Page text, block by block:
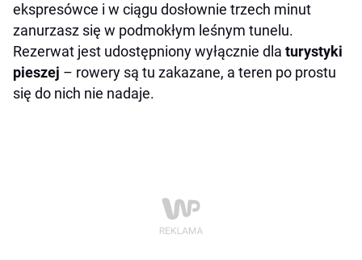
ekspresówce i w ciągu dosłownie trzech minut
zanurzasz się w podmokłym leśnym tunelu.
Rezerwat jest udostępniony wyłącznie dla turystyki
pieszej – rowery są tu zakazane, a teren po prostu
się do nich nie nadaje.